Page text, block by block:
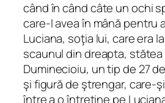
când în când câte un ochi
care‑l avea în mână pentru
Luciana, soţia lui, care era
scaunul din dreapta,
Duminecioiu, un tip de 27
şi figură de ştrengar,
între a o întreţine pe